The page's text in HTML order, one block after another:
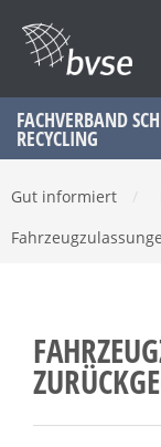
FACHVERBAND
RECYCLING
Gut informiert